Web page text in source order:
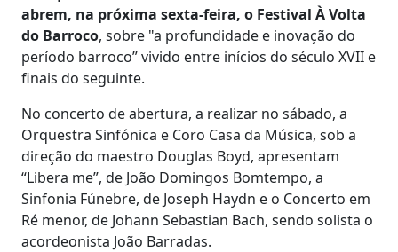
abrem, na próxima sexta-feira, o Festival À Volta
do Barroco, sobre "a profundidade e inovação do
período barroco” vivido entre inícios do século XVII e
finais do seguinte.
No concerto de abertura, a realizar no sábado, a
Orquestra Sinfónica e Coro Casa da Música, sob a
direção do maestro Douglas Boyd, apresentam
“Libera me”, de João Domingos Bomtempo, a
Sinfonia Fúnebre, de Joseph Haydn e o Concerto em
Ré menor, de Johann Sebastian Bach, sendo solista o
acordeonista João Barradas.